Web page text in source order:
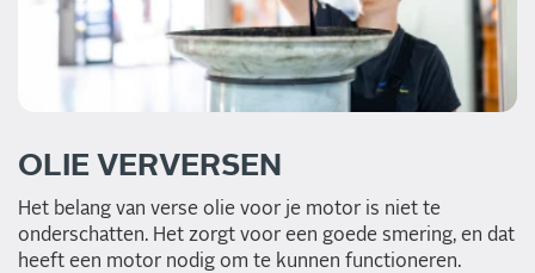
OLIE VERVERSEN
Het belang van verse olie voor je motor is niet te
onderschatten. Het zorgt voor een goede smering, en dat
heeft een motor nodig om te kunnen functioneren.